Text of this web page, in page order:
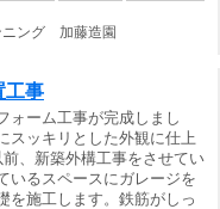
ング 加藤造園
工事
ォーム工事が完成しまし
スッキリとした外観に仕上
、新築外構工事をさせてい
いるスペースにガレージを
を施工します。鉄筋がしっ